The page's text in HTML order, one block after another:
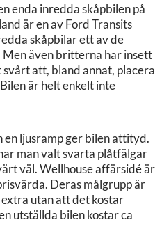
enda inredda skåpbilen på
är en av Ford Transits
skåpbilar ett av de
även britterna har insett
att, bland annat, placera
är helt enkelt inte
ljusramp ger bilen attityd.
man valt svarta plåtfälgar
väl. Wellhouse affärsidé är
Deras målgrupp är
utan att det kostar
utställda bilen kostar ca